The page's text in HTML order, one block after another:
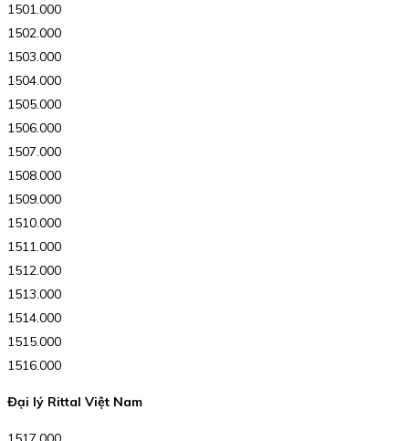
1501.000
1502.000
1503.000
1504.000
1505.000
1506.000
1507.000
1508.000
1509.000
1510.000
1511.000
1512.000
1513.000
1514.000
1515.000
1516.000
Đại lý Rittal Việt Nam